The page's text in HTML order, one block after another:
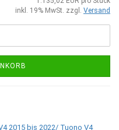
inkl. 19% MwSt. zzgl. Versand